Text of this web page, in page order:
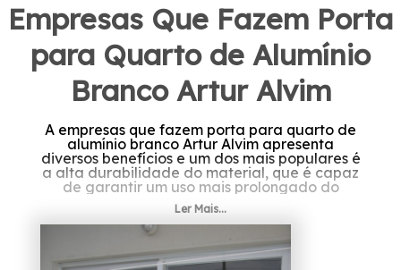
Empresas Que Fazem Porta
para Quarto de Alumínio
Branco Artur Alvim
A empresas que fazem porta para quarto de
alumínio branco Artur Alvim apresenta
diversos benefícios e um dos mais populares é
a alta durabilidade do material, que é capaz
de garantir um uso mais prolongado do
produto.
Se interessa por empresas
que fazem porta para quarto
Ler Mais...